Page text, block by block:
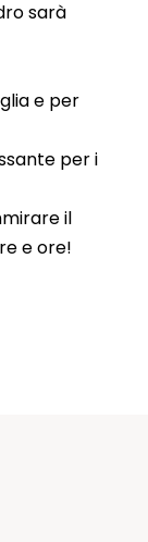
sarà
e per
per i
il
e ore!